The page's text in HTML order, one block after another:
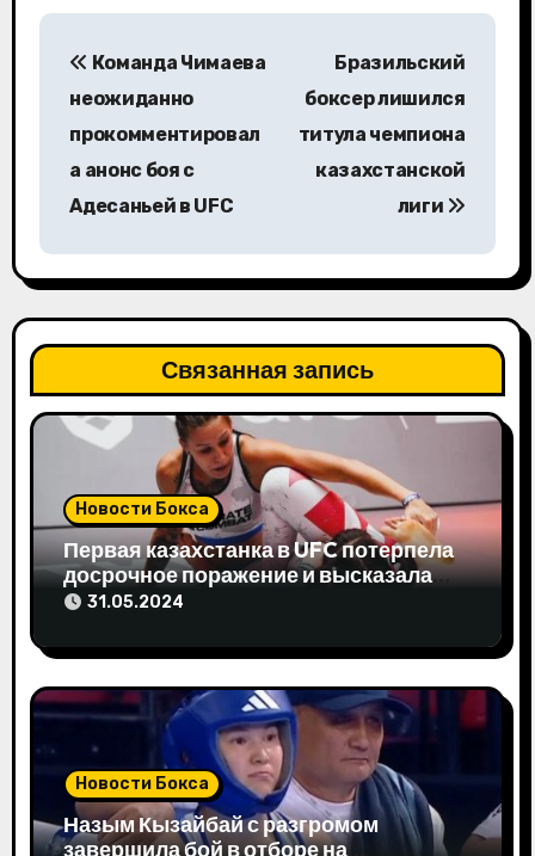
Н
а
ц
я
о
з
п
и
я
Команда Чимаева
неожиданно
прокомментировал
а анонс боя с
Адесаньей в UFC
Бразильский
боксер лишился
титула чемпиона
казахстанской
лиги
Связанная запись
Новости Бокса
Первая казахстанка в UFC потерпела
досрочное поражение и высказала
свое мнение
31.05.2024
Новости Бокса
Назым Кызайбай с разгромом
завершила бой в отборе на